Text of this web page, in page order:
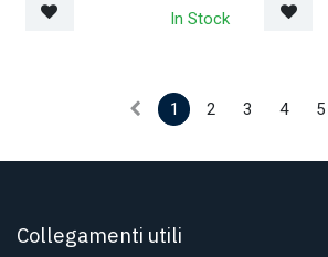
In Stock
1 2 3 4 5
Collegamenti utili